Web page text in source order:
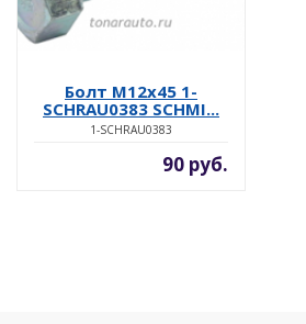
Болт М12х45 1-
SCHRAU0383 SCHMI...
1-SCHRAU0383
90 руб.